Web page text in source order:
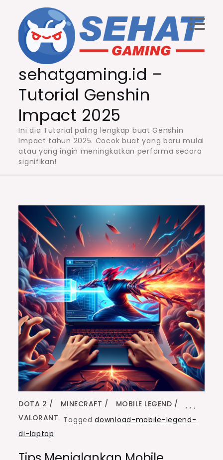
content
sehatgaming.id –
Tutorial Genshin
Impact 2025
Ini dia Tutorial paling lengkap buat Genshin
Impact tahun 2025. Cocok buat yang baru mulai
atau yang ingin meningkatkan performa secara
signifikan!
DOTA 2 ,
MINECRAFT ,
MOBILE LEGEND
,
VALORANT Taggeddownload-mobile-legend-
di-laptop